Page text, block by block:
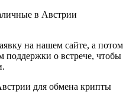
в Австрии
на нашем сайте, а потом
поддержки о встрече, чтобы
для обмена крипты